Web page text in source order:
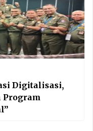
Digitalisasi,
Program